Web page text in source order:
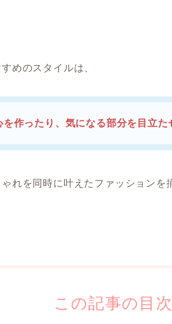
めのスタイルは、
を作ったり、気になる部分を目立た
れを同時に叶えたファッションを
この記事の目次